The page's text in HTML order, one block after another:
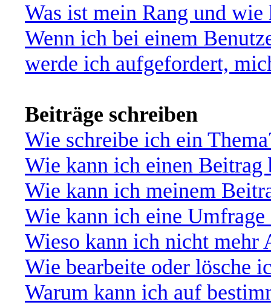
Was ist mein Rang und
Wenn ich bei einem
werde ich aufgefordert,
Beiträge schreiben
Wie schreibe ich ein
Wie kann ich einen Beitrag
Wie kann ich meinem
Wie kann ich eine Umfrage
Wieso kann ich nicht mehr
Wie bearbeite oder lösche
Warum kann ich auf